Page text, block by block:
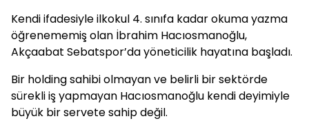
Kendi ifadesiyle ilkokul 4. sınıfa kadar okuma yazma
öğrenememiş olan İbrahim Hacıosmanoğlu,
Akçaabat Sebatspor’da yöneticilik hayatına başladı.
Bir holding sahibi olmayan ve belirli bir sektörde
sürekli iş yapmayan Hacıosmanoğlu kendi deyimiyle
büyük bir servete sahip değil.